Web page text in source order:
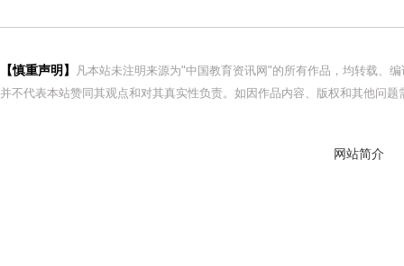
【慎重声明】
凡本站未注明来源为"中国教育资讯网"的所有作品，均转载、
并不代表本站赞同其观点和对其真实性负责。如因作品内容、版权和其他问
网站简介